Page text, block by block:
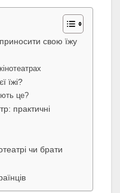
свою їжу
їжі?
це?
практичні
чи брати